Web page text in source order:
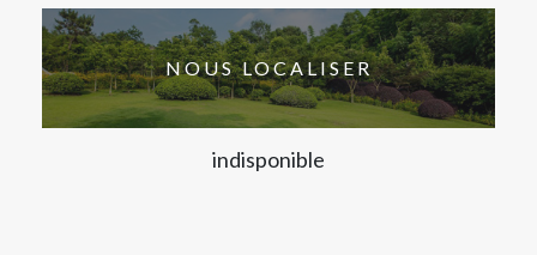
NOUS LOCALISER
indisponible